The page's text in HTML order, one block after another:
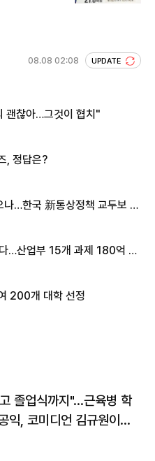
08.08 02:08 UPDATE
괜찮아…그것이 협치"
, 정답은?
…한국 新통상정책 교두보 활
…산업부 15개 과제 180억 지
200개 대학 선정
졸업식까지"…근육병 학
익, 코미디언 김규원이었